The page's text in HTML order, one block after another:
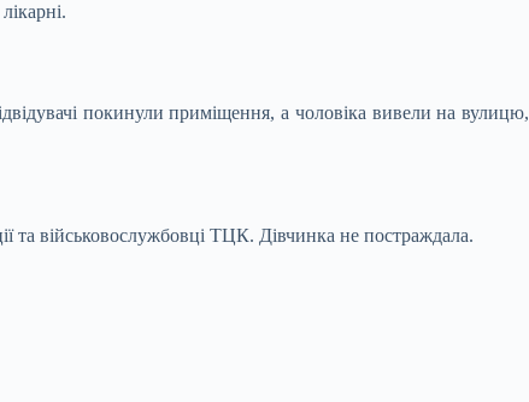
покинули приміщення, а чоловіка вивели на вулицю,
та військовослужбовці ТЦК. Дівчинка не постраждала.